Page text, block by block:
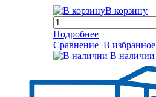
В корзину
Подробнее
Сравнение В избранное
В наличии